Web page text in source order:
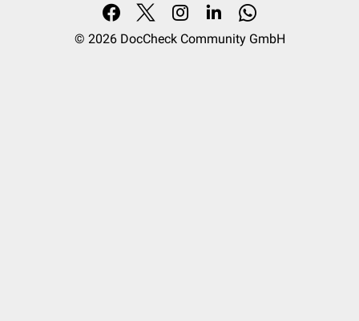
© 2026 DocCheck Community GmbH